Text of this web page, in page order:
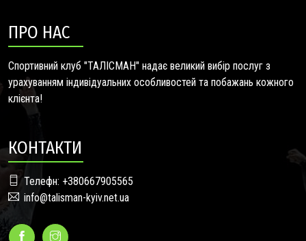
ПРО НАС
Спортивний клуб "ТАЛІСМАН" надає великий вибір послуг з
урахуванням індивідуальних особливостей та побажань кожного
клієнта!
КОНТАКТИ
Телефн: +380667905565
info@talisman-kyiv.net.ua